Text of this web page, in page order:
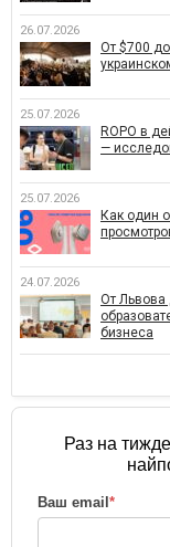
26.07.2026
От $700 до
25.07.2026
ROPO в
—
25.07.2026
Как один
24.07.2026
От Львова
бизнеса
Раз на
Ваш email *